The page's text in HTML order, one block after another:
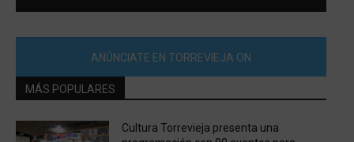
ANÚNCIATE EN TORREVIEJA ON
MÁS POPULARES
Cultura Torrevieja presenta una